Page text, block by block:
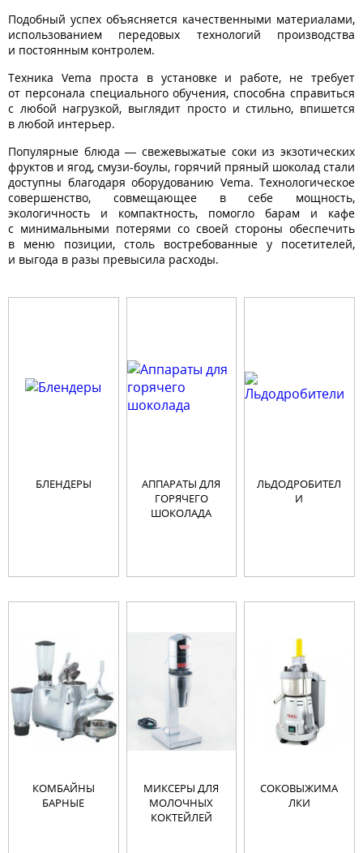
Подобный успех объясняется качественными материалами,
использованием передовых технологий производства
и постоянным контролем.
Техника Vema проста в установке и работе, не требует
от персонала специального обучения, способна справиться
с любой нагрузкой, выглядит просто и стильно, впишется
в любой интерьер.
Популярные блюда — свежевыжатые соки из экзотических
фруктов и ягод, смузи-боулы, горячий пряный шоколад стали
доступны благодаря оборудованию Vema. Технологическое
совершенство, совмещающее в себе мощность,
экологичность и компактность, помогло барам и кафе
с минимальными потерями со своей стороны обеспечить
в меню позиции, столь востребованные у посетителей,
и выгода в разы превысила расходы.
БЛЕНДЕРЫ
АППАРАТЫ ДЛЯ
ГОРЯЧЕГО
ШОКОЛАДА
ЛЬДОДРОБИТЕЛ
И
КОМБАЙНЫ
БАРНЫЕ
МИКСЕРЫ ДЛЯ
МОЛОЧНЫХ
КОКТЕЙЛЕЙ
СОКОВЫЖИМА
ЛКИ